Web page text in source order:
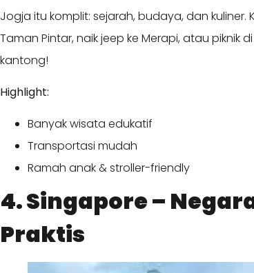
Jogja itu komplit: sejarah, budaya, dan
Taman Pintar, naik jeep ke Merapi, atau piknik
kantong!
Highlight:
Banyak wisata edukatif
Transportasi mudah
Ramah anak & stroller-friendly
4. Singapore –
Praktis